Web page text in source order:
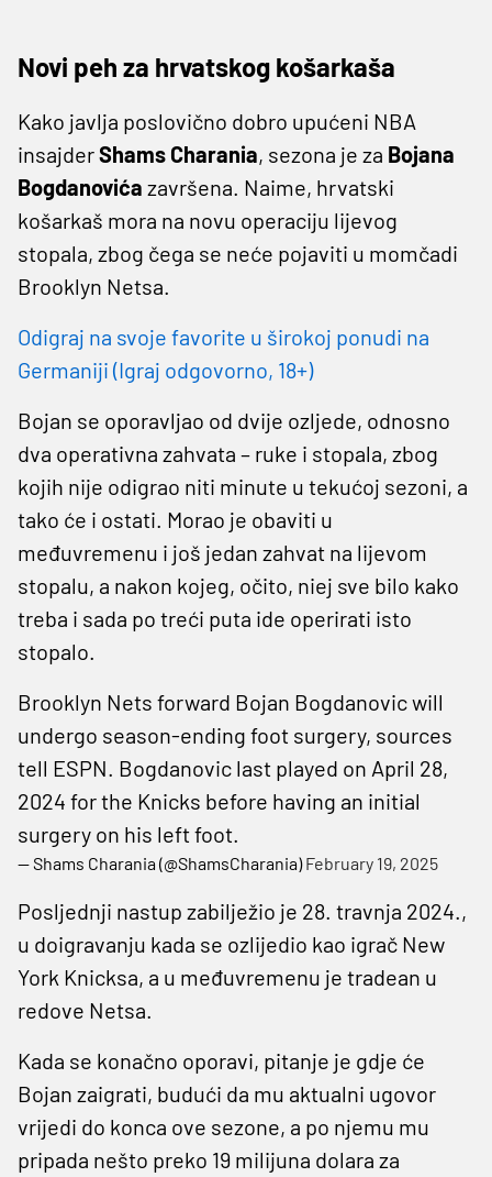
Novi peh za hrvatskog košarkaša
Kako javlja poslovično dobro upućeni NBA
insajderShams Charania, sezona je za Bojana
Bogdanovića završena. Naime, hrvatski
košarkaš mora na novu operaciju lijevog
stopala, zbog čega se neće pojaviti u momčadi
Brooklyn Netsa.
Odigraj na svoje favorite u širokoj ponudi na
Germaniji (Igraj odgovorno, 18+)
Bojan se oporavljao od dvije ozljede, odnosno
dva operativna zahvata – ruke i stopala, zbog
kojih nije odigrao niti minute u tekućoj sezoni, a
tako će i ostati. Morao je obaviti u
međuvremenu i još jedan zahvat na lijevom
stopalu, a nakon kojeg, očito, niej sve bilo kako
treba i sada po treći puta ide operirati isto
stopalo.
Brooklyn Nets forward Bojan Bogdanovic will
undergo season-ending foot surgery, sources
tell ESPN. Bogdanovic last played on April 28,
2024 for the Knicks before having an initial
surgery on his left foot.
— Shams Charania (@ShamsCharania)February 19, 2025
Posljednji nastup zabilježio je 28. travnja 2024.,
u doigravanju kada se ozlijedio kao igrač New
York Knicksa, a u međuvremenu je tradean u
redove Netsa.
Kada se konačno oporavi, pitanje je gdje će
Bojan zaigrati, budući da mu aktualni ugovor
vrijedi do konca ove sezone, a po njemu mu
pripada nešto preko 19 milijuna dolara za